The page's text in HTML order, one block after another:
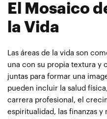
El Mosaico
la Vida
Las áreas de la vida son
una con su propia textura y
juntas para formar una
pueden incluir la salud
carrera profesional, el
espiritualidad, las finanzas y